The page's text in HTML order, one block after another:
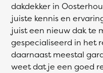
dakdekker in
juiste kennis en
juist een nieuw dak te
gespecialiseerd in het
daarnaast meestal
weet dat je een goed